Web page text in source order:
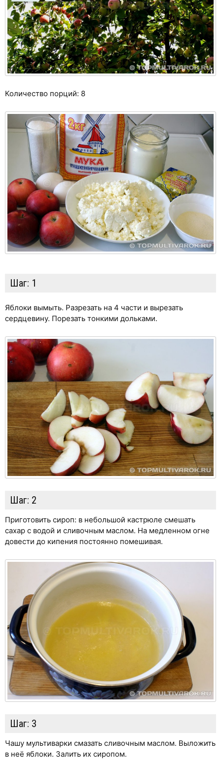
Количество порций: 8
Шаг: 1
Яблоки вымыть. Разрезать на 4 части и вырезать
сердцевину. Порезать тонкими дольками.
Шаг: 2
Приготовить сироп: в небольшой кастрюле смешать
сахар с водой и сливочным маслом. На медленном огне
довести до кипения постоянно помешивая.
Шаг: 3
Чашу мультиварки смазать сливочным маслом. Выложить
в неё яблоки. Залить их сиропом.